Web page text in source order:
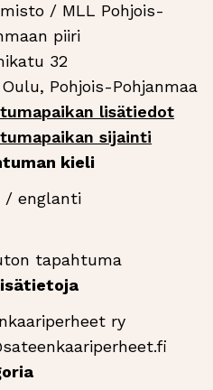
/ MLL Pohjois-
piiri
32
Oulu, Pohjois-Pohjanmaa
lisätiedotSivu
sijainti Sivu
kieli
/ englanti
tapahtuma
ry